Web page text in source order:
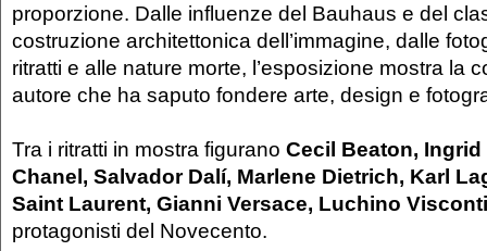
proporzione. Dalle influenze del Bauhaus e del
costruzione architettonica dell’immagine, dalle
ritratti e alle nature morte, l’esposizione mostra la
autore che ha saputo fondere arte, design e
Tra i ritratti in mostra figurano Cecil Beaton,
Chanel, Salvador Dalí, Marlene Dietrich, Karl
Saint Laurent, Gianni Versace, Luchino Visconti
protagonisti del Novecento.